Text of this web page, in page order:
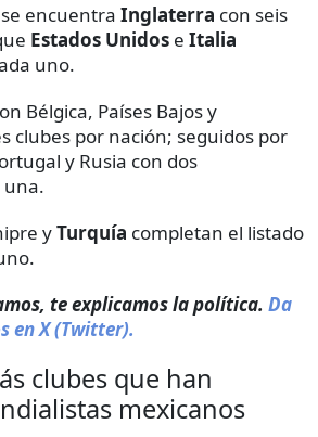
encuentra Inglaterra con seis
Estados Unidos e Italia
uno.
Bélgica, Países Bajos y
clubes por nación; seguidos por
y Rusia con dos
una.
yTurquía completan el listado
te explicamos la política. Da
en X (Twitter).
clubes que han
mexicanos